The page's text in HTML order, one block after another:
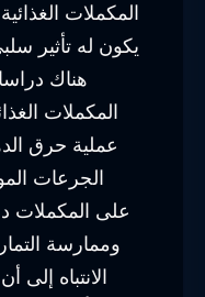
المكملات
يكون له تأثير
هناك
المكملات
عملية حرق
الجرعات
على المكملات
وممارسة
الانتباه